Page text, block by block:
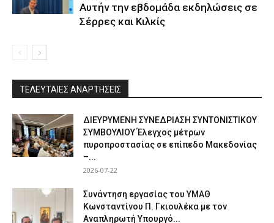
Αυτήν την εβδομάδα εκδηλώσεις σε
Σέρρες και Κιλκίς
ΤΕΛΕΥΤΑΙΕΣ ΑΝΑΡΤΗΣΕΙΣ
ΔΙΕΥΡΥΜΕΝΗ ΣΥΝΕΔΡΙΑΣΗ ΣΥΝΤΟΝΙΣΤΙΚΟΥ
ΣΥΜΒΟΥΛΙΟΥ Έλεγχος μέτρων
πυροπροστασίας σε επίπεδο Μακεδονίας
–...
2026-07-22
Συνάντηση εργασίας του ΥΜΑΘ
Κωνσταντίνου Π. Γκιουλέκα με τον
Αναπληρωτή Υπουργό...